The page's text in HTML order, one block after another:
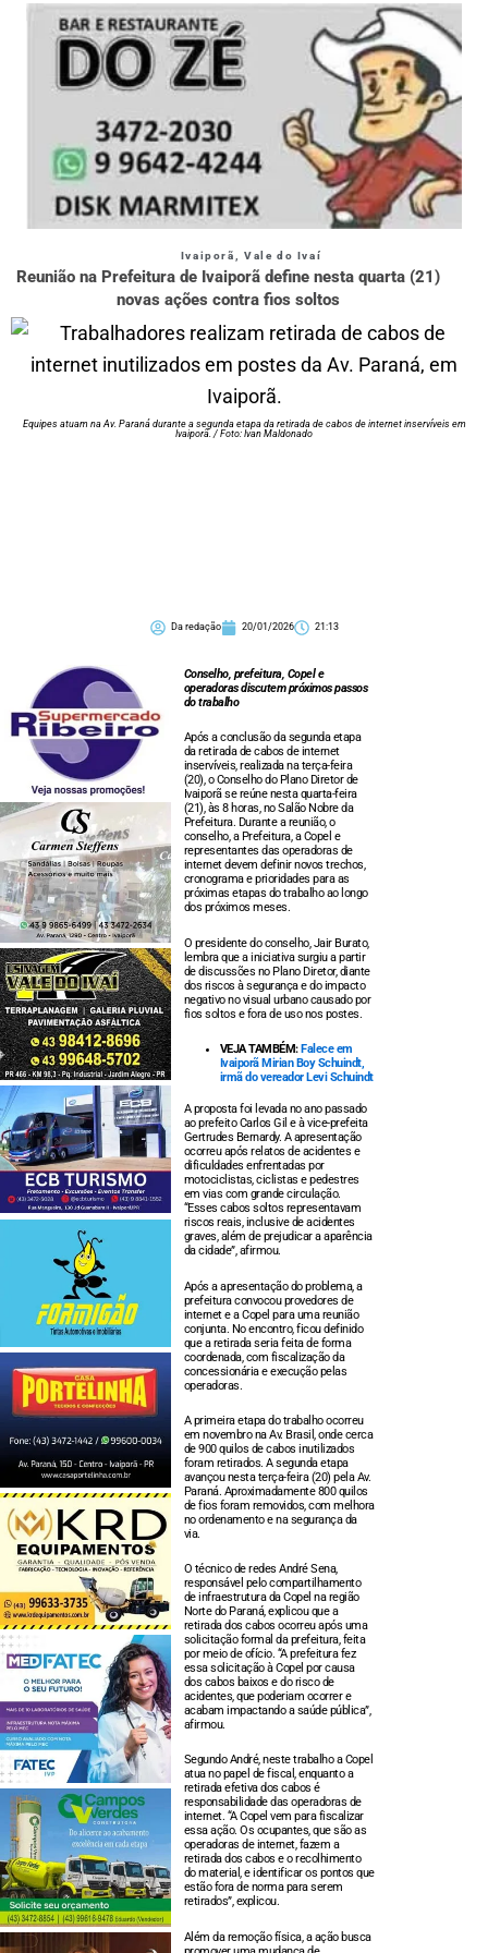
Ivaiporã Vale do Ivaí
Reunião na Prefeitura de Ivaiporã define nesta quarta (21)
novas ações contra fios soltos
Equipes atuam na Av. Paraná durante a segunda etapa da retirada de cabos de internet inservíveis em
Ivaiporã. / Foto: Ivan Maldonado
Da redação 20/01/2026 21:13
Conselho, prefeitura, Copel e
operadoras discutem próximos passos
do trabalho
Após a conclusão da segunda etapa
da retirada de cabos de internet
inservíveis, realizada na terça-feira
(20), o Conselho do Plano Diretor de
Ivaiporã se reúne nesta quarta-feira
(21), às 8 horas, no Salão Nobre da
Prefeitura. Durante a reunião, o
conselho, a Prefeitura, a Copel e
representantes das operadoras de
internet devem definir novos trechos,
cronograma e prioridades para as
próximas etapas do trabalho ao longo
dos próximos meses.
O presidente do conselho, Jair Burato,
lembra que a iniciativa surgiu a partir
de discussões no Plano Diretor, diante
dos riscos à segurança e do impacto
negativo no visual urbano causado por
fios soltos e fora de uso nos postes.
VEJA TAMBÉM:Falece em
Ivaiporã Mirian Boy Schuindt,
irmã do vereador Levi Schuindt
A proposta foi levada no ano passado
ao prefeito Carlos Gil e à vice-prefeita
Gertrudes Bernardy. A apresentação
ocorreu após relatos de acidentes e
dificuldades enfrentadas por
motociclistas, ciclistas e pedestres
em vias com grande circulação.
“Esses cabos soltos representavam
riscos reais, inclusive de acidentes
graves, além de prejudicar a aparência
da cidade”, afirmou.
Após a apresentação do problema, a
prefeitura convocou provedores de
internet e a Copel para uma reunião
conjunta. No encontro, ficou definido
que a retirada seria feita de forma
coordenada, com fiscalização da
concessionária e execução pelas
operadoras.
A primeira etapa do trabalho ocorreu
em novembro na Av. Brasil, onde cerca
de 900 quilos de cabos inutilizados
foram retirados. A segunda etapa
avançou nesta terça-feira (20) pela Av.
Paraná. Aproximadamente 800 quilos
de fios foram removidos, com melhora
no ordenamento e na segurança da
via.
O técnico de redes André Sena,
responsável pelo compartilhamento
de infraestrutura da Copel na região
Norte do Paraná, explicou que a
retirada dos cabos ocorreu após uma
solicitação formal da prefeitura, feita
por meio de ofício. “A prefeitura fez
essa solicitação à Copel por causa
dos cabos baixos e do risco de
acidentes, que poderiam ocorrer e
acabam impactando a saúde pública”,
afirmou.
Segundo André, neste trabalho a Copel
atua no papel de fiscal, enquanto a
retirada efetiva dos cabos é
responsabilidade das operadoras de
internet. “A Copel vem para fiscalizar
essa ação. Os ocupantes, que são as
operadoras de internet, fazem a
retirada dos cabos e o recolhimento
do material, e identificar os pontos que
estão fora de norma para serem
retirados”, explicou.
Além da remoção física, a ação busca